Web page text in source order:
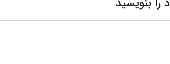
را بنویسید